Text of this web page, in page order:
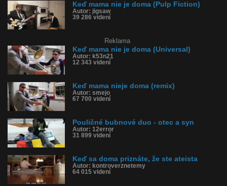
Keď mama nie je doma (Pulp Fiction)
Autor: jigsaw
39 286 videní
Reklama
Keď mama nie je doma (Universal)
Autor: k53n21
12 343 videní
Keď mama nieje doma (remix)
Autor: smejo
67 700 videní
Pouličné bubnové duo - otec a syn
Autor: 12error
31 899 videní
Keď sa doma priznáte, že ste ateista
Autor: kontroverznetemy
64 015 videní